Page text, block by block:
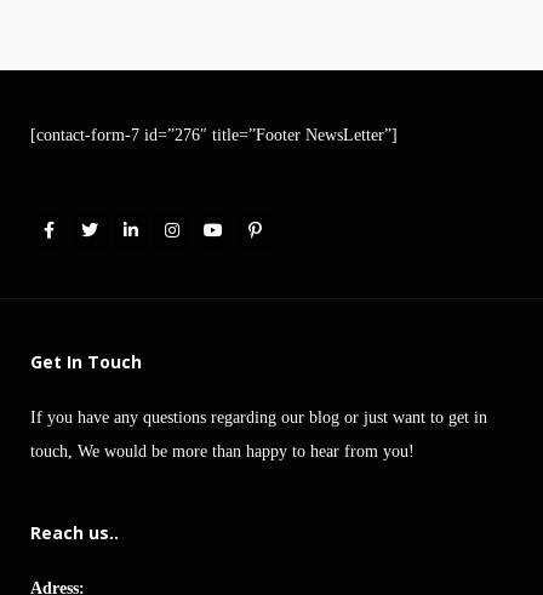
[contact-form-7 id=”276″ title=”Footer NewsLetter”]
Get In Touch
If you have any questions regarding our blog or just want to get in
touch, We would be more than happy to hear from you!
Reach us..
Adress: